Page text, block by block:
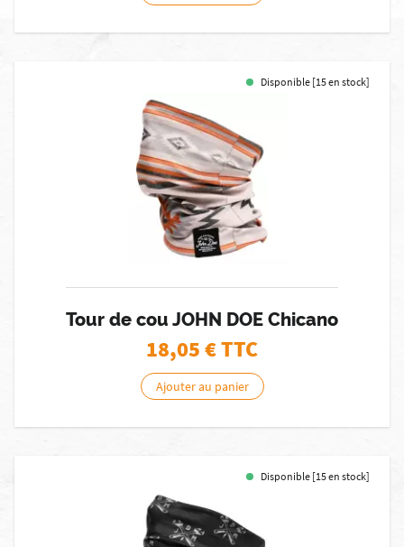
Disponible [15 en stock]
Tour de cou JOHN DOE Chicano
18,05€ TTC
Ajouter au panier
Disponible [15 en stock]